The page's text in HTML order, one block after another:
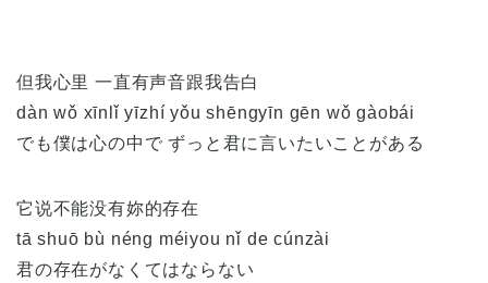
但我心里 一直有声音跟我告白
dàn wǒ xīnlǐ yīzhí yǒu shēngyīn gēn wǒ gàobái
でも僕は心の中で ずっと君に言いたいことがある
它说不能没有妳的存在
tā shuō bù néng méiyou nǐ de cúnzài
君の存在がなくてはならない